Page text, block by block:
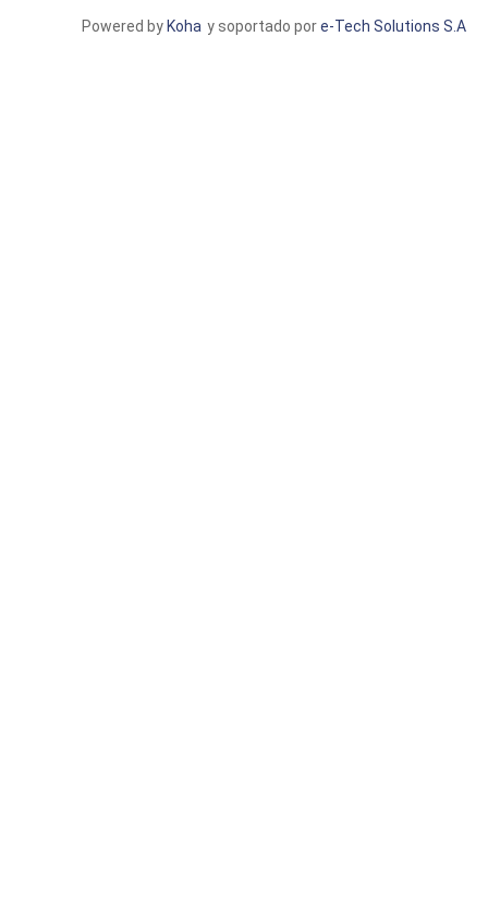
y soportado pore-Tech Solutions S.A
Powered by Koha